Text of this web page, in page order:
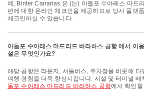
예, Binter Canarias 은 (는) 아돌포 수아레스 마드리드 바라하스 공항 발 항공
편에 대한 온라인 체크인을 제공하므로 당사 플랫
체크인하실 수 있습니다.
아돌포 수아레스 마드리드 바라하스 공항 에서 이
설은 무엇인가요?
해당 공항은 라운지, 셔틀버스, 주차장을 비롯해 다양한 편의시설을 제공하여
여행 경험을 더욱 향상시킵니다. 시설 및 터미널 배
돌포 수아레스 마드리드 바라하스 공항에서 확인